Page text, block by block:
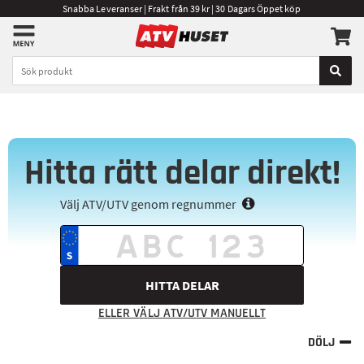
Snabba Leveranser | Frakt från 39 kr | 30 Dagars Öppet köp
Hitta rätt delar direkt!
Välj ATV/UTV genom regnummer
HITTA DELAR
ELLER VÄLJ ATV/UTV MANUELLT
DÖLJ